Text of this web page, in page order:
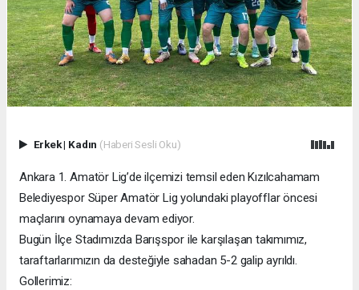
Erkek| Kadın (Haberi Sesli Oku)
Ankara 1. Amatör Lig’de ilçemizi temsil eden Kızılcahamam
Belediyespor Süper Amatör Lig yolundaki playofflar öncesi
maçlarını oynamaya devam ediyor.
Bugün İlçe Stadımızda Barışspor ile karşılaşan takımımız,
taraftarlarımızın da desteğiyle sahadan 5-2 galip ayrıldı.
Gollerimiz: